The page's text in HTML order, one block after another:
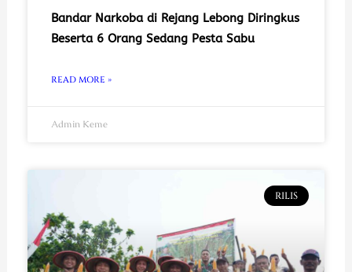
Bandar Narkoba di Rejang Lebong Diringkus
Beserta 6 Orang Sedang Pesta Sabu
READ MORE »
Admin Keme
RILIS